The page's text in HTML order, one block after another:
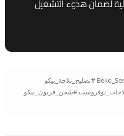
لضمان هدوء التشغيل
#صيانة_ثلاجات_بيكو #Beko_Service_Egypt #تصليح_ثلاجة_بيكو
#شحن_فريون_بيكو